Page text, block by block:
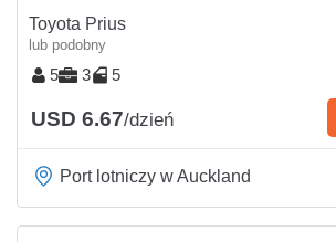
Toyota Prius
lub podobny
5 3 5
USD 6.67/dzień
Port lotniczy w Auckland